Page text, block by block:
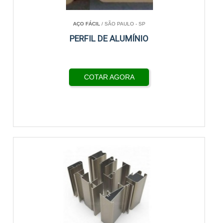
AÇO FÁCIL / SÃO PAULO - SP
PERFIL DE ALUMÍNIO
COTAR AGORA